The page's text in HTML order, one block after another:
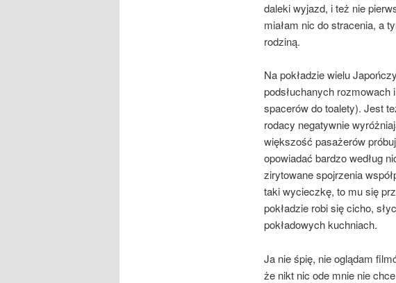
daleki wyjazd, i też nie
miałam nic do stracenia, a
rodziną.
Na pokładzie wielu
podsłuchanych
spacerów do toalety). Jest
rodacy negatywnie
większość pasażerów
opowiadać bardzo według
zirytowane spojrzenia
taki wycieczkę, to mu się
pokładzie robi się cicho,
pokładowych kuchniach.
Ja nie śpię, nie oglądam
że nikt nic ode mnie nie